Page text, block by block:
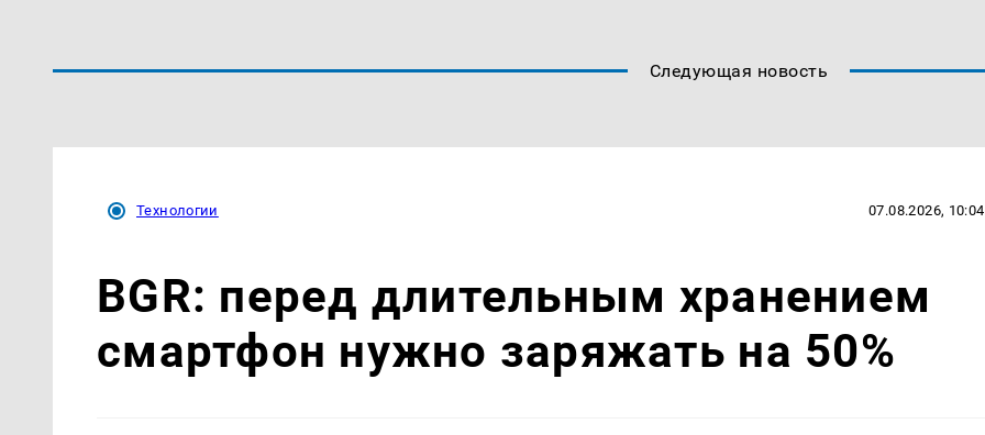
Следующая новость
Технологии 07.08.2026, 10:04
BGR: перед длительным хранением
смартфон нужно заряжать на 50%